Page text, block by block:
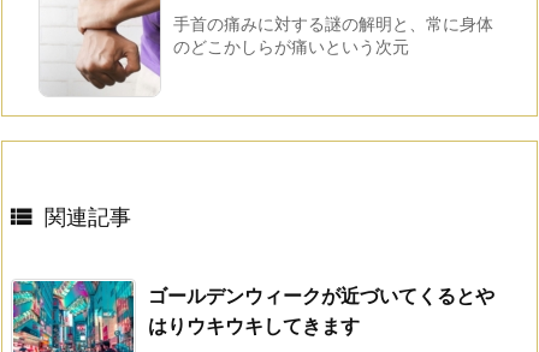
手首の痛みに対する謎の解明と、常に身体
のどこかしらが痛いという次元
 関連記事
ゴールデンウィークが近づいてくるとや
はりウキウキしてきます